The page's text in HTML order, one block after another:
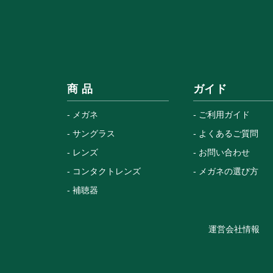
商 品
メガネ
サングラス
レンズ
コンタクトレンズ
補聴器
ガイド
ご利用ガイド
よくあるご質問
お問い合わせ
メガネの選び方
運営会社情報